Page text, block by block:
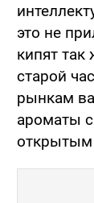
это не
кипят так
старой
рынкам
ароматы
открытым